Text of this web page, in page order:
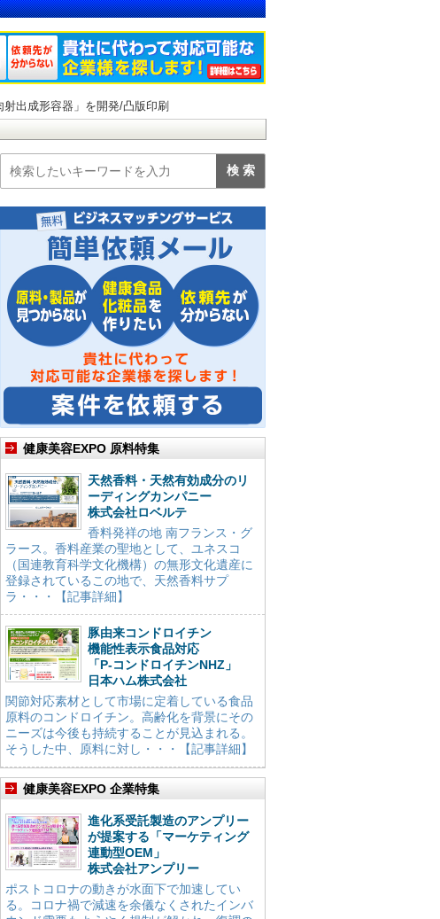
出成形容器」を開発/凸版印刷
健康美容EXPO 原料特集
天然香料・天然有効成分のリ
ーディングカンパニー
株式会社ロベルテ
香料発祥の地 南フランス・グ
ラース。香料産業の聖地として、ユネスコ
（国連教育科学文化機構）の無形文化遺産に
登録されているこの地で、天然香料サプ
ラ・・・【記事詳細】
豚由来コンドロイチン
機能性表示食品対応
「P-コンドロイチンNHZ」
日本ハム株式会社
関節対応素材として市場に定着している食品
原料のコンドロイチン。高齢化を背景にその
ニーズは今後も持続することが見込まれる。
そうした中、原料に対し・・・【記事詳細】
健康美容EXPO 企業特集
進化系受託製造のアンプリー
が提案する「マーケティング
連動型OEM」
株式会社アンプリー
ポストコロナの動きが水面下で加速してい
る。コロナ禍で減速を余儀なくされたインバ